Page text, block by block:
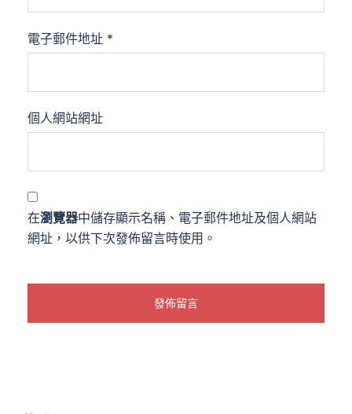
電子郵件地址 *
個人網站網址
在瀏覽器中儲存顯示名稱、電子郵件地址及個人網站
網址，以供下次發佈留言時使用。